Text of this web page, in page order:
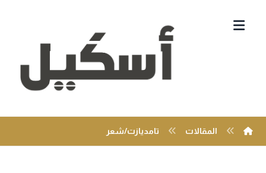
المقالات تامديازت/شعر